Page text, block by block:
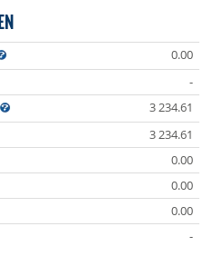
0.00
-
3 234.61
3 234.61
0.00
0.00
0.00
-